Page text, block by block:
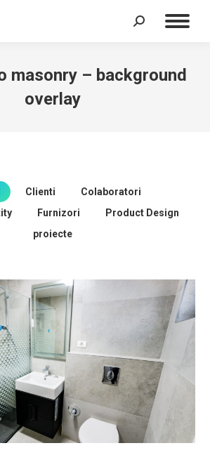
Search:
masonry – background
overlay
Clienti
Colaboratori
Furnizori
Product Design
proiecte
proiecte